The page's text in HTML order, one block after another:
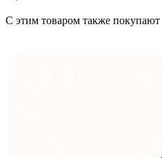
C этим товаром также покупают